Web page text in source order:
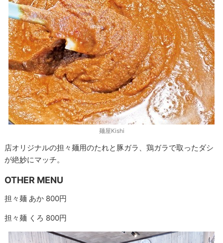
麺屋Kishi
店オリジナルの担々麺用のたれと豚ガラ、鶏ガラで取ったダシ
が絶妙にマッチ。
OTHER MENU
担々麺 あか 800円
担々麺 くろ 800円